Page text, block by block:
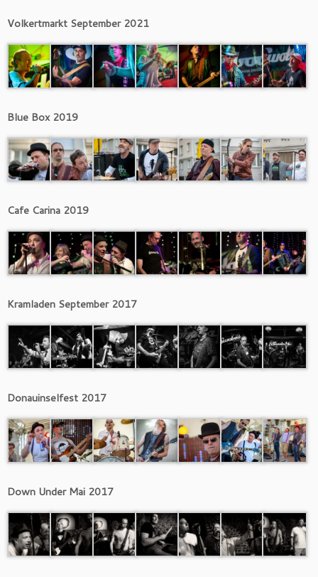
Volkertmarkt September 2021
Blue Box 2019
Cafe Carina 2019
Kramladen September 2017
Donauinselfest 2017
Down Under Mai 2017